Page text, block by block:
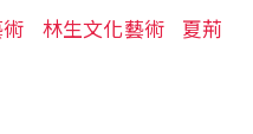
林生文化藝術
夏荊